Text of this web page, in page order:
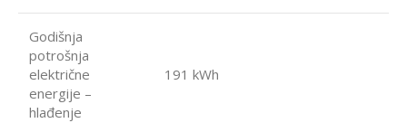
Godišnja
potrošnja
električne
energije –
hlađenje
191 kWh